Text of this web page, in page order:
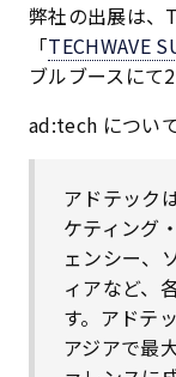
弊社の出展は、
「TECHWAVE
ブルブースにて
ad:tech につい
アドテック
ケティング
ェンシー、
ィアなど、
す。アドテ
アジアで最